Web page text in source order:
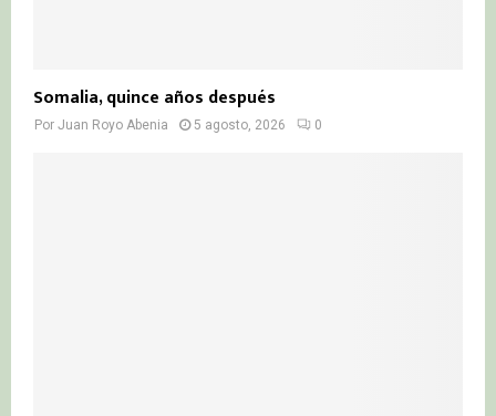
Somalia, quince años después
Por Juan Royo Abenia 5 agosto, 2026 0